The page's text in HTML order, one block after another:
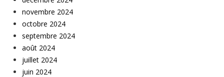
novembre 2024
octobre 2024
septembre 2024
août 2024
juillet 2024
juin 2024